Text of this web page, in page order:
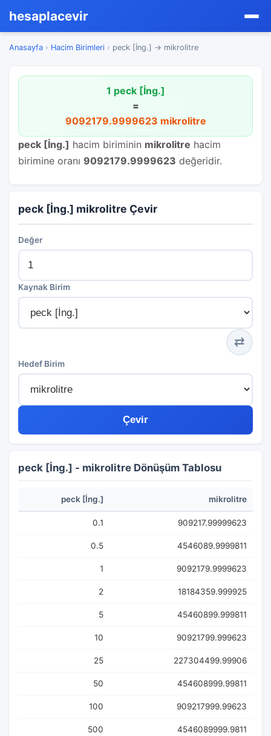
hesaplacevir
Anasayfa › Hacim Birimleri › peck [İng.] → mikrolitre
1 peck [İng.]
=
9092179.9999623 mikrolitre
peck [İng.] hacim biriminin mikrolitre hacim
birimine oranı 9092179.9999623 değeridir.
peck [İng.] mikrolitre Çevir
Değer
Kaynak Birim
⇄
Hedef Birim
Çevir
peck [İng.] - mikrolitre Dönüşüm Tablosu
peck [İng.] mikrolitre
0.1 909217.99999623
0.5 4546089.9999811
1 9092179.9999623
2 18184359.999925
5 45460899.999811
10 90921799.999623
25 227304499.99906
50 454608999.99811
100 909217999.99623
500 4546089999.9811